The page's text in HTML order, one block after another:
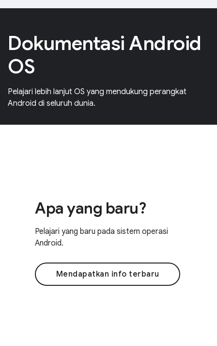
Dokumentasi Android
OS
Pelajari lebih lanjut OS yang mendukung perangkat
Android di seluruh dunia.
Apa yang baru?
Pelajari yang baru pada sistem operasi
Android.
Mendapatkan info terbaru